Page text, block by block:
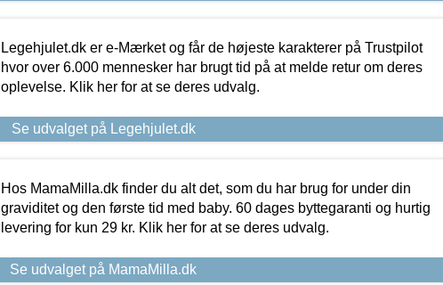
Legehjulet.dk er e-Mærket og får de højeste karakterer på Trustpilot
hvor over 6.000 mennesker har brugt tid på at melde retur om deres
oplevelse. Klik her for at se deres udvalg.
Se udvalget på Legehjulet.dk
Hos MamaMilla.dk finder du alt det, som du har brug for under din
graviditet og den første tid med baby. 60 dages byttegaranti og hurtig
levering for kun 29 kr. Klik her for at se deres udvalg.
Se udvalget på MamaMilla.dk